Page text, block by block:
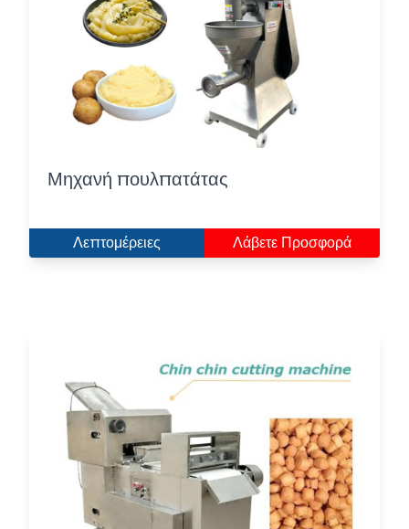
Μηχανή πουλπατάτας
Λεπτομέρειες Λάβετε Προσφορά